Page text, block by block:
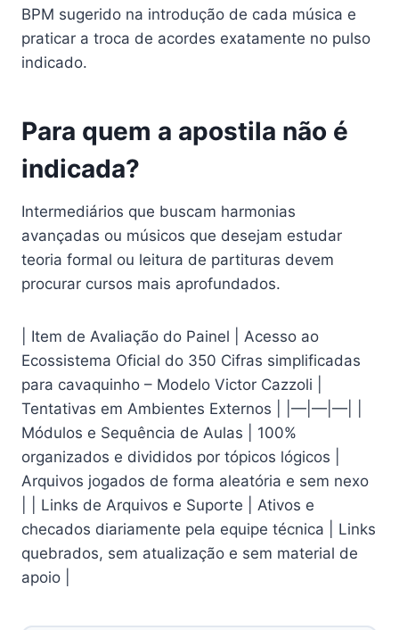
BPM sugerido na introdução de cada música e
praticar a troca de acordes exatamente no pulso
indicado.
Para quem a apostila não é
indicada?
Intermediários que buscam harmonias
avançadas ou músicos que desejam estudar
teoria formal ou leitura de partituras devem
procurar cursos mais aprofundados.
| Item de Avaliação do Painel | Acesso ao
Ecossistema Oficial do 350 Cifras simplificadas
para cavaquinho – Modelo Victor Cazzoli |
Tentativas em Ambientes Externos | |—|—|—| |
Módulos e Sequência de Aulas | 100%
organizados e divididos por tópicos lógicos |
Arquivos jogados de forma aleatória e sem nexo
| | Links de Arquivos e Suporte | Ativos e
checados diariamente pela equipe técnica | Links
quebrados, sem atualização e sem material de
apoio |